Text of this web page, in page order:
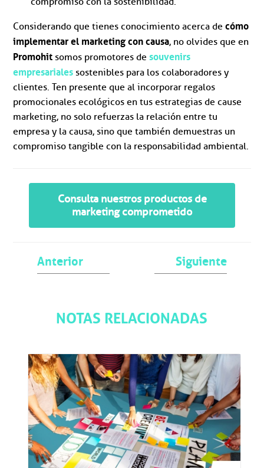
Considerando que tienes conocimiento acerca decómo
implementar el marketing con causa, no olvides que en
Promohitsomos promotores desouvenirs
empresariales sostenibles para los colaboradores y
clientes. Ten presente que al incorporar regalos
promocionales ecológicos en tus estrategias de cause
marketing, no solo refuerzas la relación entre tu
empresa y la causa, sino que también demuestras un
compromiso tangible con la responsabilidad ambiental.
Consulta nuestros productos de
marketing comprometido
Anterior Siguiente
NOTAS RELACIONADAS